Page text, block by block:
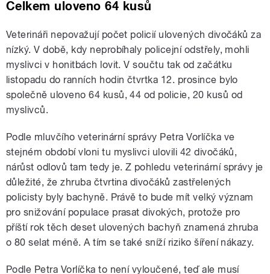
Celkem uloveno 64 kusů
Veterináři nepovažují počet policií ulovených divočáků za
nízký. V době, kdy neprobíhaly policejní odstřely, mohli
myslivci v honitbách lovit. V součtu tak od začátku
listopadu do ranních hodin čtvrtka 12. prosince bylo
společně uloveno 64 kusů, 44 od policie, 20 kusů od
myslivců.
Podle mluvčího veterinární správy Petra Vorlíčka ve
stejném období vloni tu myslivci ulovili 42 divočáků,
nárůst odlovů tam tedy je. Z pohledu veterinární správy je
důležité, že zhruba čtvrtina divočáků zastřelených
policisty byly bachyně. Právě to bude mít velký význam
pro snižování populace prasat divokých, protože pro
příští rok těch deset ulovených bachyň znamená zhruba
o 80 selat méně. A tím se také sníží riziko šíření nákazy.
Podle Petra Vorlíčka to není vyloučené, teď ale musí